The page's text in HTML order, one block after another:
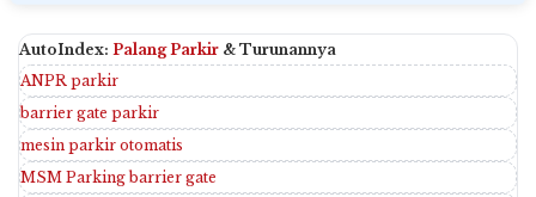
AutoIndex: Palang Parkir & Turunannya
ANPR parkir
barrier gate parkir
mesin parkir otomatis
MSM Parking barrier gate